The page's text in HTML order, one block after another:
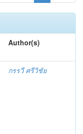
Author(s)
กรรวี ศรีวิชัย